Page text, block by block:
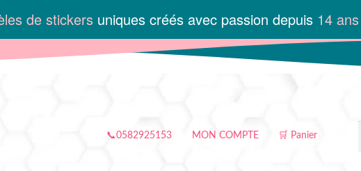
de stickers uniques créés avec passion depuis 14 ans
📞0582925153 MON COMPTE 🛒 Panier